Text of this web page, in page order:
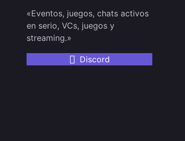
«Eventos, juegos, chats activos
en serio, VCs, juegos y
streaming.»
Discord